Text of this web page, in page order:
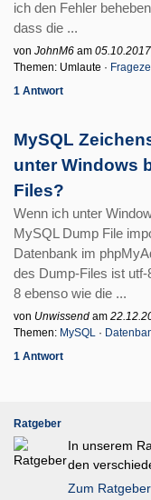
ich den Fehler
dass die ...
von JohnM6 am
Themen: Umlaute ·
1 Antwort
MySQL
unter Windows
Files?
Wenn ich unter
MySQL Dump File
Datenbank im
des Dump-Files ist
8 ebenso wie die ...
von Unwissend am
Themen: MySQL ·
1 Antwort
Ratgeber
In unserem
den
Zum Ratgeber